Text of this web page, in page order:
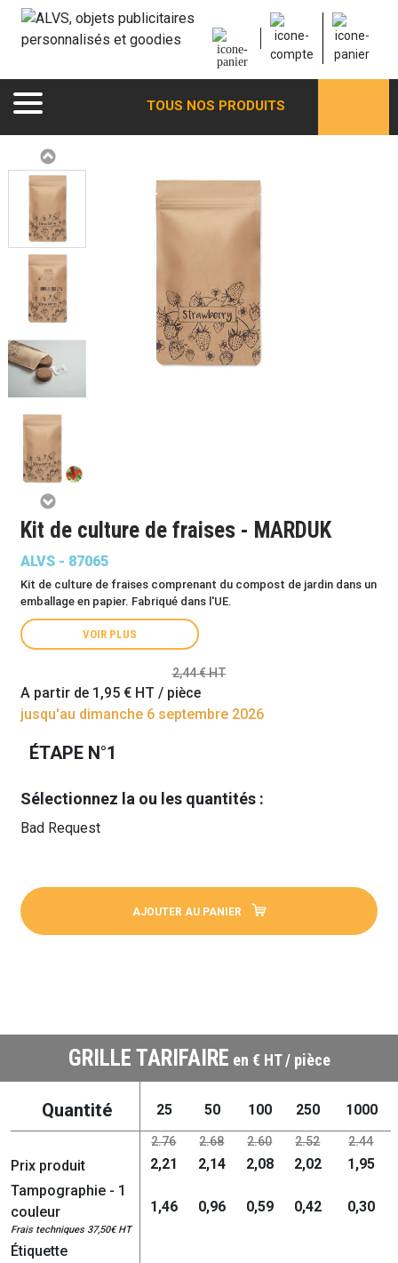
TOUS NOS PRODUITS
Kit de culture de fraises - MARDUK
ALVS - 87065
Kit de culture de fraises comprenant du compost de jardin dans un
emballage en papier. Fabriqué dans l'UE.
VOIR PLUS
2,44 € HT
A partir de 1,95 € HT / pièce
jusqu'au dimanche 6 septembre 2026
ÉTAPE N°1
Sélectionnez la ou les quantités :
Bad Request
AJOUTER AU PANIER
GRILLE TARIFAIRE en € HT / pièce
Quantité 25 50 100 250 1000
2.76 2.68 2.60 2.52 2.44
Prix produit 2,21 2,14 2,08 2,02
1,95
Tampographie - 1
couleur
Frais techniques 37,50€ HT
1,46 0,96 0,59 0,42 0,30
Étiquette